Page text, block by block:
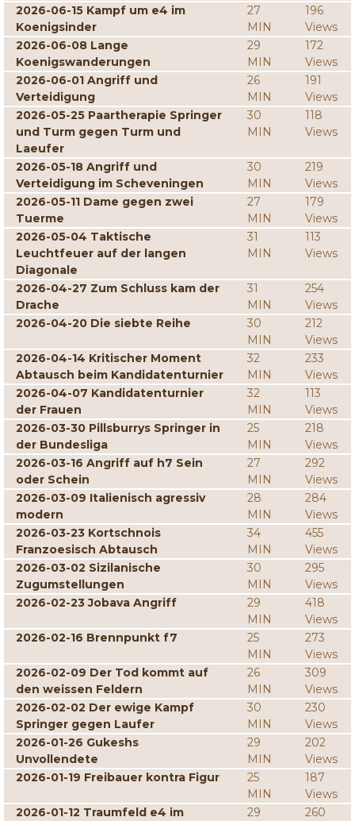
2026-06-15 Kampf um e4 im
Koenigsinder
27
MIN
196
Views
2026-06-08 Lange
Koenigswanderungen
29
MIN
172
Views
2026-06-01 Angriff und
Verteidigung
26
MIN
191
Views
2026-05-25 Paartherapie Springer
und Turm gegen Turm und
Laeufer
30
MIN
118
Views
2026-05-18 Angriff und
Verteidigung im Scheveningen
30
MIN
219
Views
2026-05-11 Dame gegen zwei
Tuerme
27
MIN
179
Views
2026-05-04 Taktische
Leuchtfeuer auf der langen
Diagonale
31
MIN
113
Views
2026-04-27 Zum Schluss kam der
Drache
31
MIN
254
Views
2026-04-20 Die siebte Reihe
30
MIN
212
Views
2026-04-14 Kritischer Moment
Abtausch beim Kandidatenturnier
32
MIN
233
Views
2026-04-07 Kandidatenturnier
der Frauen
32
MIN
113
Views
2026-03-30 Pillsburrys Springer in
der Bundesliga
25
MIN
218
Views
2026-03-16 Angriff auf h7 Sein
oder Schein
27
MIN
292
Views
2026-03-09 Italienisch agressiv
modern
28
MIN
284
Views
2026-03-23 Kortschnois
Franzoesisch Abtausch
34
MIN
455
Views
2026-03-02 Sizilanische
Zugumstellungen
30
MIN
295
Views
2026-02-23 Jobava Angriff
29
MIN
418
Views
2026-02-16 Brennpunkt f7
25
MIN
273
Views
2026-02-09 Der Tod kommt auf
den weissen Feldern
26
MIN
309
Views
2026-02-02 Der ewige Kampf
Springer gegen Laufer
30
MIN
230
Views
2026-01-26 Gukeshs
Unvollendete
29
MIN
202
Views
2026-01-19 Freibauer kontra Figur
25
MIN
187
Views
2026-01-12 Traumfeld e4 im
29
260